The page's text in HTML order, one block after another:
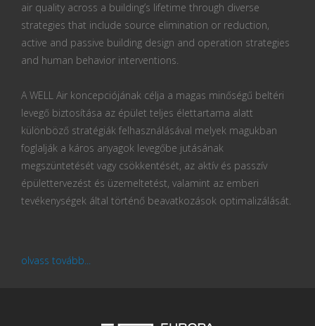
air quality across a building’s lifetime through diverse
strategies that include source elimination or reduction,
active and passive building design and operation strategies
and human behavior interventions.
A WELL Air koncepciójának célja a magas minőségű beltéri
levegő biztosítása az épület teljes élettartama alatt
különböző stratégiák felhasználásával melyek magukban
foglalják a káros anyagok levegőbe jutásának
megszüntetését vagy csökkentését, az aktív és passzív
épülettervezést és üzemeltetést, valamint az emberi
tevékenységek által történő beavatkozások optimalizálását.
olvass tovább...